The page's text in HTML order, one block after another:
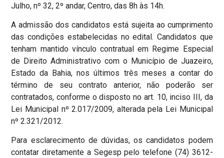
Julho, nº 32, 2º andar, Centro, das 8h às 14h.
A admissão dos candidatos está sujeita ao cumprimento
das condições estabelecidas no edital. Candidatos que
tenham mantido vínculo contratual em Regime Especial
de Direito Administrativo com o Município de Juazeiro,
Estado da Bahia, nos últimos três meses a contar do
término de seu contrato anterior, não poderão ser
contratados, conforme o disposto no art. 10, inciso III, da
Lei Municipal nº 2.017/2009, alterada pela Lei Municipal
nº 2.321/2012.
Para esclarecimento de dúvidas, os candidatos podem
contatar diretamente a Segesp pelo telefone (74) 3612-